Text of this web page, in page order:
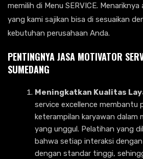
memilih di Menu SERVICE.
yang kami sajikan bisa di sesuaikan
kebutuhan perusahaan Anda.
PENTINGNYAJASA MOTIVATOR
SUMEDANG
Meningkatkan Kualitas
service excellence membantu
keterampilan karyawan dalam
yang unggul. Pelatihan yang
bahwa setiap interaksi
dengan standar tinggi,